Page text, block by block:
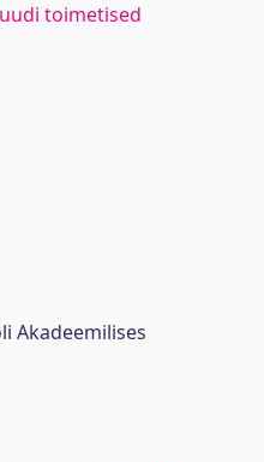
toimetised
Akadeemilises